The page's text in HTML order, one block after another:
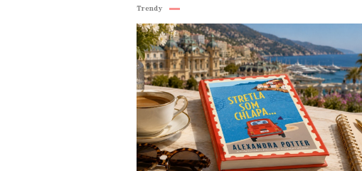
Trendy